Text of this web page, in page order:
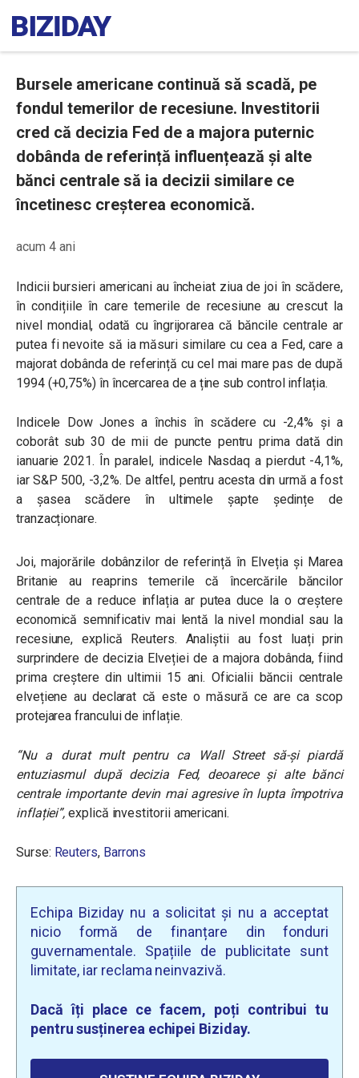
Bursele americane continuă să scadă, pe
fondul temerilor de recesiune. Investitorii
cred că decizia Fed de a majora puternic
dobânda de referință influențează și alte
bănci centrale să ia decizii similare ce
încetinesc creșterea economică.
acum 4 ani
Indicii bursieri americani au încheiat ziua de joi în scădere,
în condițiile în care temerile de recesiune au crescut la
nivel mondial, odată cu îngrijorarea că băncile centrale ar
putea fi nevoite să ia măsuri similare cu cea a Fed, carea
majorat dobânda de referință cu cel mai mare pas de după
1994 (+0,75%) în încercarea de a ține sub control inflația.
Indicele Dow Jones a închis în scădere cu -2,4% și a
coborât sub 30 de mii de puncte pentru prima dată din
ianuarie 2021. În paralel, indicele Nasdaq a pierdut -4,1%,
iar S&P 500, -3,2%. De altfel, pentru acesta din urmă a fost
a șasea scădere în ultimele șapte ședințe de
tranzacționare.
Joi, majorările dobânzilor de referință în Elveția și Marea
Britanie au reaprins temerile că încercările băncilor
centrale de a reduce inflația ar putea duce la o creștere
economică semnificativ mai lentă la nivel mondial sau la
recesiune, explică Reuters. Analiștii au fost luați prin
surprindere de decizia Elveției de a majora dobânda, fiind
prima creștere din ultimii 15 ani. Oficialii băncii centrale
elvețiene au declarat că este o măsură ce are ca scop
protejarea francului de inflație.
“Nu a durat mult pentru ca Wall Street să-și piardă
entuziasmul după decizia Fed, deoarece și alte bănci
centrale importante devin mai agresive în lupta împotriva
inflației”,explică investitorii americani.
Surse: Reuters, Barrons
Echipa Biziday nu a solicitat și nu a acceptat
nicio formă de finanțare din fonduri
guvernamentale. Spațiile de publicitate sunt
limitate, iar reclama neinvazivă.
Dacă îți place ce facem, poți contribui tu
pentru susținerea echipei Biziday.